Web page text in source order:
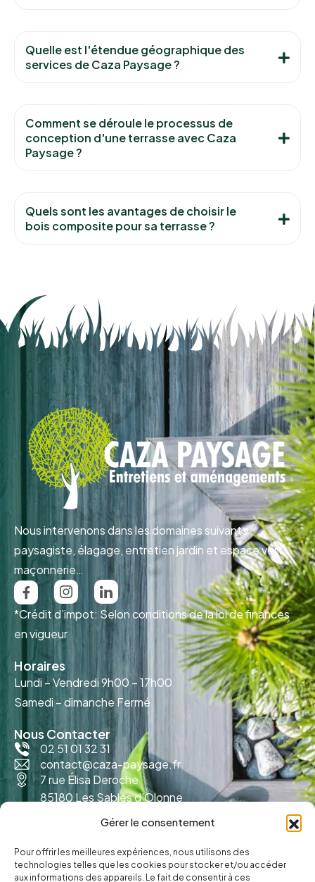
Gérer le consentement
Pour offrir les meilleures expériences, nous utilisons des
technologies telles que les cookies pour stocker et/ou accéder
aux informations des appareils. Le fait de consentir à ces
Quelle est l'étendue géographique des
services de Caza Paysage ?
Comment se déroule le processus de
conception d'une terrasse avec Caza
Paysage ?
Quels sont les avantages de choisir le
bois composite pour sa terrasse ?
Nous intervenons dans les domaines suivants :
paysagiste, élagage, entretien jardin et espace vert,
maçonnerie…
*Crédit d’impot: Selon conditions de la loi de finances
en vigueur
Horaires
Lundi – Vendredi9h00 – 17h00
Samedi – dimanche Fermé
Nous Contacter
02 51 01 32 31
contact@caza-paysage.fr
7 rue Élisa Deroche
85180 Les Sables d'Olonne